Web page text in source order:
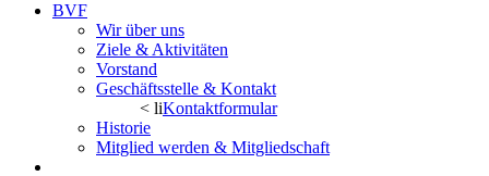
BVF
Wir über uns
Ziele & Aktivitäten
Vorstand
Geschäftsstelle & Kontakt
< liKontaktformular
Historie
Mitglied werden & Mitgliedschaft